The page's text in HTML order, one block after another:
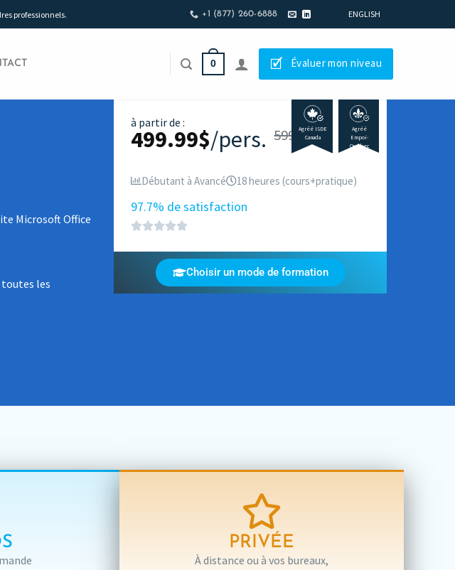
professionnels. +1 (877) 260-6888 ENGLISH
0 🗹 Évaluer mon niveau
Microsoft Office
toutes les
Agréé ISDE
Canada
Agréé
Empoi-
Québec
à partir de :
599.99$
499.99$/pers.
Débutant à Avancé 18 heures (cours+pratique)
97.7% de satisfaction
Choisir un mode de formation
PRIVÉE
À distance ou à vos bureaux,